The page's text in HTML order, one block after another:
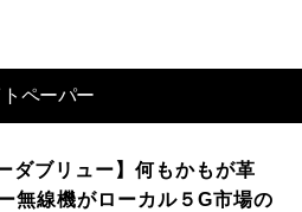
ペーパー
ダブリュー】何もかもが革
無線機がローカル５G市場の